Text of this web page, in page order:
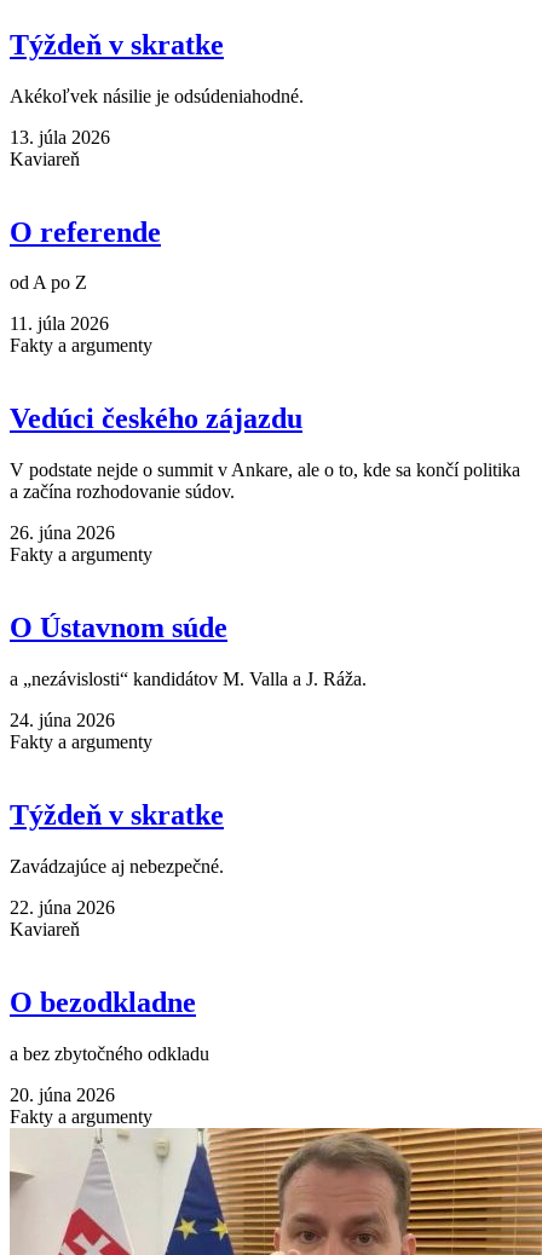
Týždeň v skratke
Akékoľvek násilie je odsúdeniahodné.
13. júla 2026
Kaviareň
O referende
od A po Z
11. júla 2026
Fakty a argumenty
Vedúci českého zájazdu
V podstate nejde o summit v Ankare, ale o to, kde sa končí politika
a začína rozhodovanie súdov.
26. júna 2026
Fakty a argumenty
O Ústavnom súde
a „nezávislosti“ kandidátov M. Valla a J. Ráža.
24. júna 2026
Fakty a argumenty
Týždeň v skratke
Zavádzajúce aj nebezpečné.
22. júna 2026
Kaviareň
O bezodkladne
a bez zbytočného odkladu
20. júna 2026
Fakty a argumenty